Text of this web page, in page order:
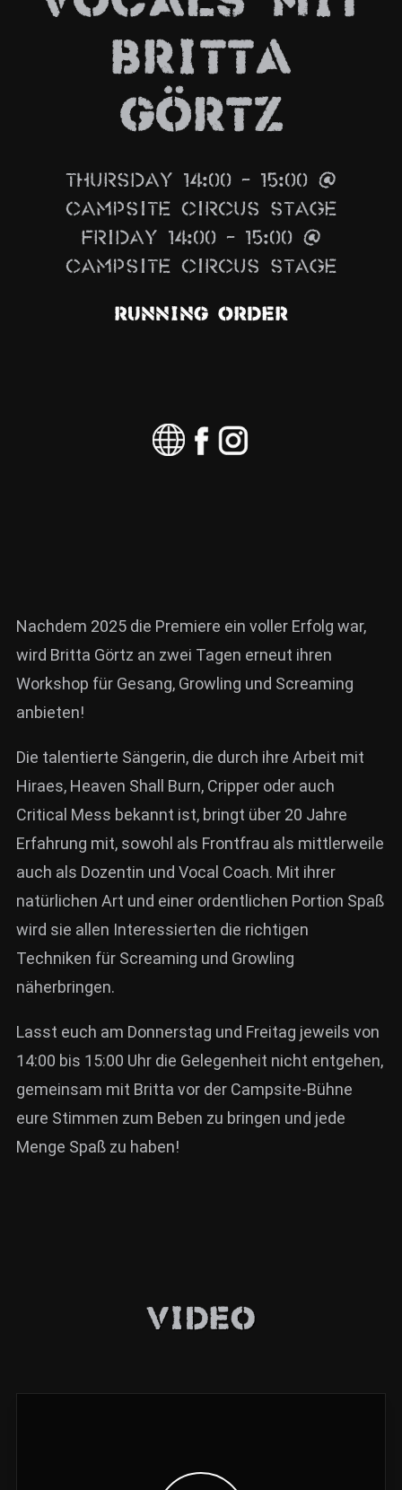
ZUM SHOP
Kontakt
BARRIEREFREIHEIT
ONLINE
Rückblicke
Galerien
Britta
Görtz
Thursday 14:00 – 15:00 @
Campsite Circus Stage
Friday 14:00 – 15:00 @
Campsite Circus Stage
Running Order
Nachdem 2025 die Premiere ein voller Erfolg war,
wird Britta Görtz an zwei Tagen erneut ihren
Workshop für Gesang, Growling und Screaming
anbieten!
Die talentierte Sängerin, die durch ihre Arbeit mit
Hiraes, Heaven Shall Burn, Cripper oder auch
Critical Mess bekannt ist, bringt über 20 Jahre
Erfahrung mit, sowohl als Frontfrau als mittlerweile
auch als Dozentin und Vocal Coach. Mit ihrer
natürlichen Art und einer ordentlichen Portion Spaß
wird sie allen Interessierten die richtigen
Techniken für Screaming und Growling
näherbringen.
Lasst euch am Donnerstag und Freitag jeweils von
14:00 bis 15:00 Uhr die Gelegenheit nicht entgehen,
gemeinsam mit Britta vor der Campsite-Bühne
eure Stimmen zum Beben zu bringen und jede
Menge Spaß zu haben!
Video